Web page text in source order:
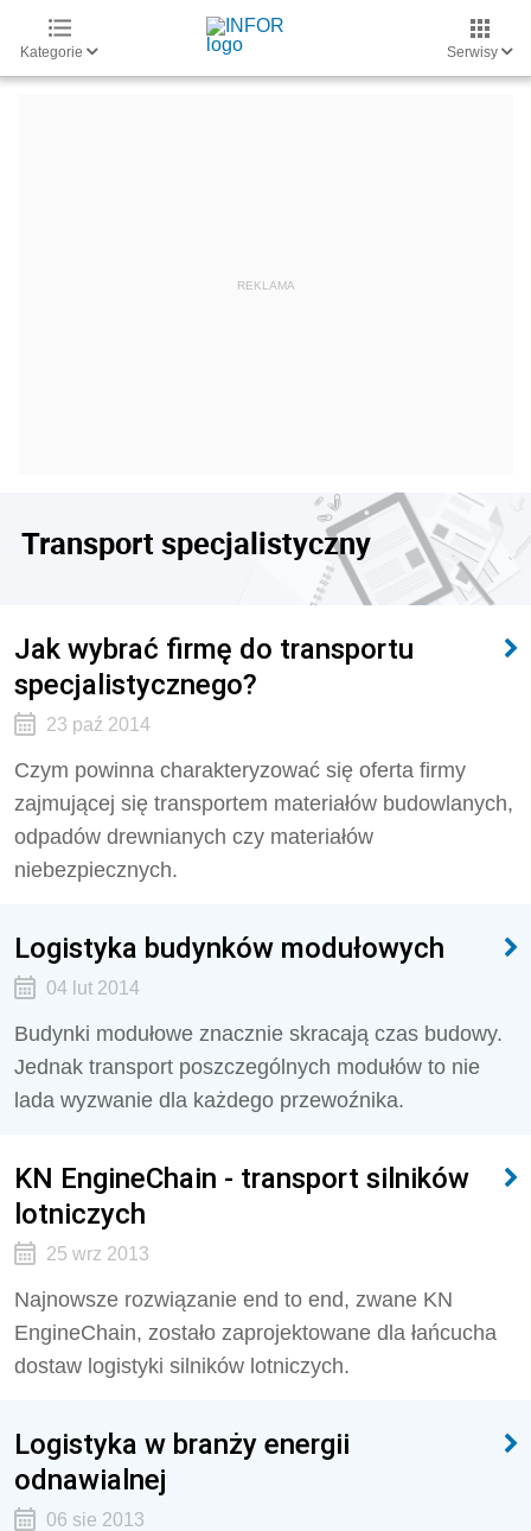
Kategorie Serwisy
Transport specjalistyczny
Jak wybrać firmę do transportu
specjalistycznego?
23 paź 2014
Czym powinna charakteryzować się oferta firmy
zajmującej się transportem materiałów budowlanych,
odpadów drewnianych czy materiałów
niebezpiecznych.
Logistyka budynków modułowych
04 lut 2014
Budynki modułowe znacznie skracają czas budowy.
Jednak transport poszczególnych modułów to nie
lada wyzwanie dla każdego przewoźnika.
KN EngineChain - transport silników
lotniczych
25 wrz 2013
Najnowsze rozwiązanie end to end, zwane KN
EngineChain, zostało zaprojektowane dla łańcucha
dostaw logistyki silników lotniczych.
Logistyka w branży energii
odnawialnej
06 sie 2013